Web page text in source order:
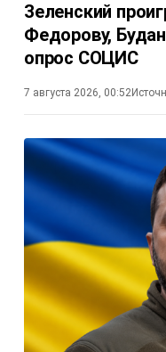
Зеленский
Федорову,
опрос СОЦИС
7 августа 2026, 00:52